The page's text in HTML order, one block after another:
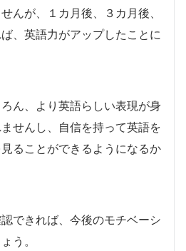
んが、１カ月後、３カ月後、
、英語力がアップしたことに
ん、より英語らしい表現が身
せんし、自信を持って英語を
ることができるようになるか
できれば、今後のモチベーシ
う。